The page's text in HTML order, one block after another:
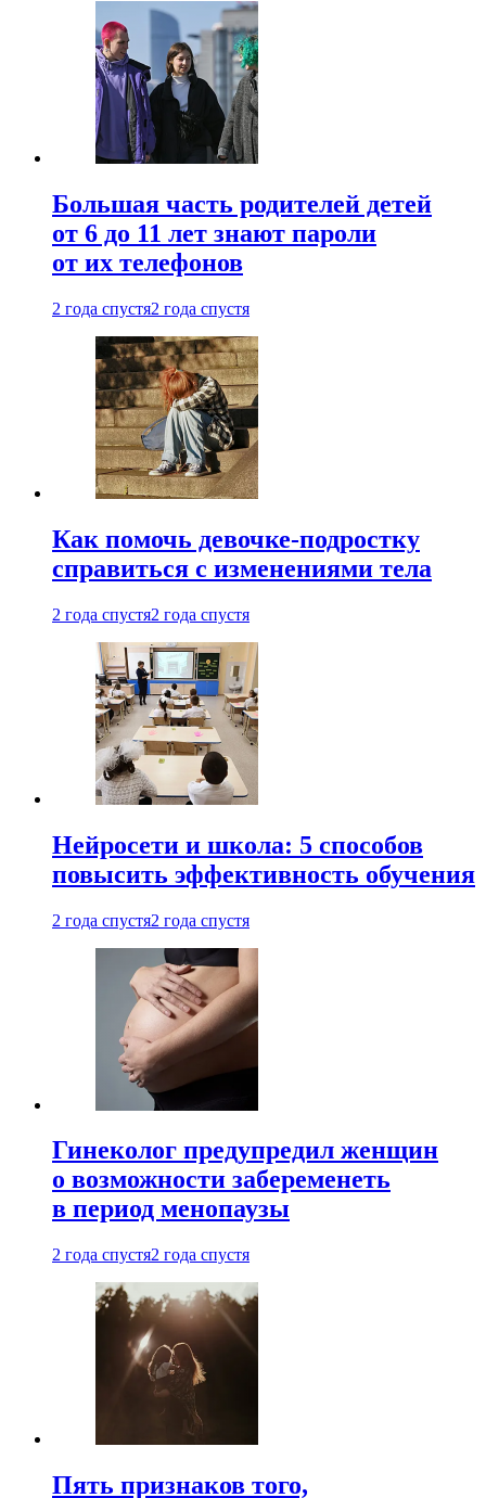
Большая часть родителей детей
от 6 до 11 лет знают пароли
от их телефонов
2 года спустя2 года спустя
Как помочь девочке-подростку
справиться с изменениями тела
2 года спустя2 года спустя
Нейросети и школа: 5 способов
повысить эффективность обучения
2 года спустя2 года спустя
Гинеколог предупредил женщин
о возможности забеременеть
в период менопаузы
2 года спустя2 года спустя
Пять признаков того,